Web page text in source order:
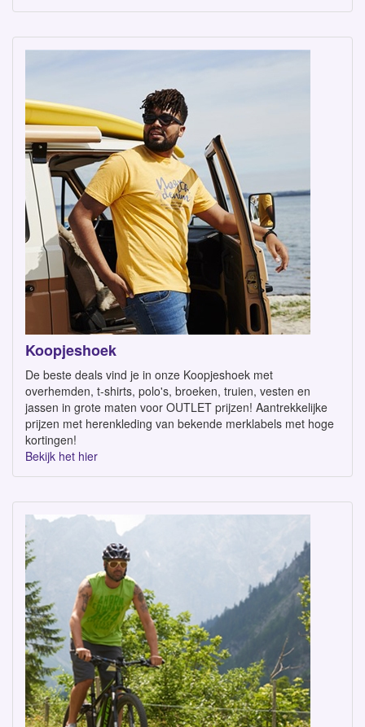
Koopjeshoek
De beste deals vind je in onze Koopjeshoek met
overhemden, t-shirts, polo's, broeken, truien, vesten en
jassen in grote maten voor OUTLET prijzen! Aantrekkelijke
prijzen met herenkleding van bekende merklabels met hoge
kortingen!
Bekijk het hier